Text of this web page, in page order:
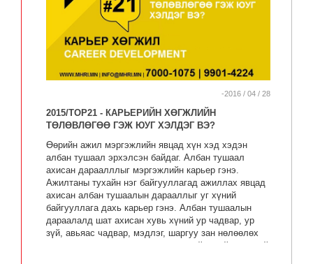
-2016 / 04 / 28
2015/TOP21 - КАРЬЕРИЙН ХӨГЖЛИЙН
ТӨЛӨВЛӨГӨӨ ГЭЖ ЮУГ ХЭЛДЭГ ВЭ?
Өөрийн ажил мэргэжлийн явцад хүн хэд хэдэн
албан тушаал эрхэлсэн байдаг. Албан тушаал
ахисан дараалллыг мэргэжлийн карьер гэнэ.
Ажилтаны тухайн нэг байгууллагад ажиллах явцад
ахисан албан тушаалын дарааллыг уг хүний
байгууллага дахь карьер гэнэ. Албан тушаалын
дараалалд шат ахисан хувь хүний ур чадвар, ур
зүй, авьяас чадвар, мэдлэг, шаргуу зан нөлөөлөх
ба нөгөө талаас гадны нөлөөлөл зайлшгүй хэрэгтэй